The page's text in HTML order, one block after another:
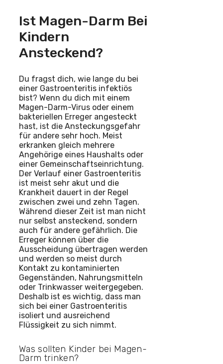
Ist Magen-Darm Bei
Kindern
Ansteckend?
Du fragst dich, wie lange du bei
einer Gastroenteritis infektiös
bist? Wenn du dich mit einem
Magen-Darm-Virus oder einem
bakteriellen Erreger angesteckt
hast, ist die Ansteckungsgefahr
für andere sehr hoch. Meist
erkranken gleich mehrere
Angehörige eines Haushalts oder
einer Gemeinschaftseinrichtung.
Der Verlauf einer Gastroenteritis
ist meist sehr akut und die
Krankheit dauert in der Regel
zwischen zwei und zehn Tagen.
Während dieser Zeit ist man nicht
nur selbst ansteckend, sondern
auch für andere gefährlich. Die
Erreger können über die
Ausscheidung übertragen werden
und werden so meist durch
Kontakt zu kontaminierten
Gegenständen, Nahrungsmitteln
oder Trinkwasser weitergegeben.
Deshalb ist es wichtig, dass man
sich bei einer Gastroenteritis
isoliert und ausreichend
Flüssigkeit zu sich nimmt.
Was sollten Kinder bei Magen-
Darm trinken?